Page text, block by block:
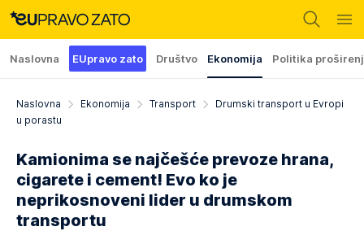
Naslovna EUpravo zato Društvo Ekonomija Politika
Naslovna Ekonomija Transport
Drumski transport u Evropi
u porastu
Kamionima se najčešće prevoze hrana,
cigarete i cement! Evo ko je
neprikosnoveni lider u drumskom
transportu